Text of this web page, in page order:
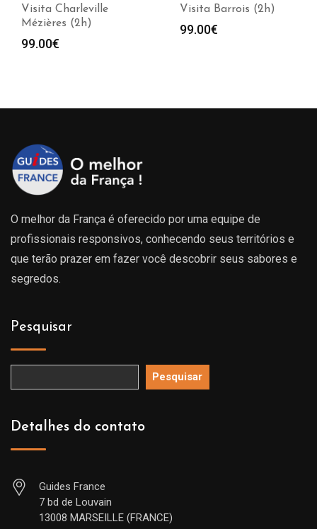
Visita Charleville
Mézières (2h)
99.00€
Visita Barrois (2h)
99.00€
O melhor da França é oferecido por uma equipe de
profissionais responsivos, conhecendo seus territórios e
que terão prazer em fazer você descobrir seus sabores e
segredos.
Pesquisar
Pesquisar
Detalhes do contato
Guides France
7 bd de Louvain
13008 MARSEILLE (FRANCE)